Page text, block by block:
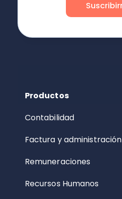
Productos
Contabilidad
Factura y administración
Remuneraciones
Recursos Humanos